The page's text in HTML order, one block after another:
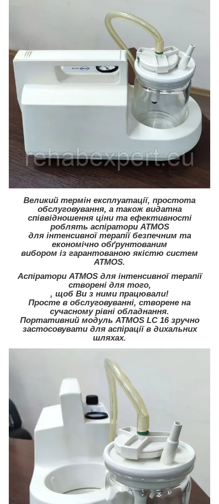
Великий термін експлуатації, простота
обслуговування, а також видатна
співвідношення ціни та ефективності
роблять аспіратори ATMOS
для інтенсивної терапії безпечним та
економічно обґрунтованим
вибором із гарантованою якістю систем
ATMOS.
Аспіратори ATMOS для інтенсивної терапії
створені для того,
, щоб Ви з ними працювали!
Просте в обслуговуванні, створене на
сучасному рівні обладнання.
Портативний модуль ATMOS LC 16 зручно
застосовувати для аспірації в дихальних
шляхах.